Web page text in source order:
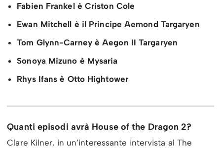
Fabien Frankel è Criston Cole
Ewan Mitchell è il Principe Aemond Targaryen
Tom Glynn-Carney è Aegon II Targaryen
Sonoya Mizuno è Mysaria
Rhys Ifans è Otto Hightower
Quanti episodi avrà House of the Dragon 2?
Clare Kilner, in un’interessante intervista al The